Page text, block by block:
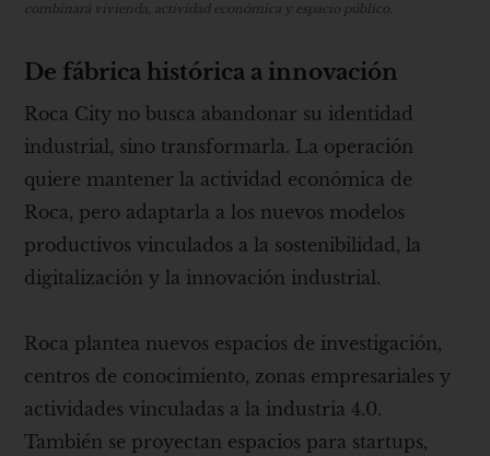
combinará vivienda, actividad económica y espacio público.
De fábrica histórica a innovación
Roca City no busca abandonar su identidad
industrial, sino transformarla. La operación
quiere mantener la actividad económica de
Roca, pero adaptarla a los nuevos modelos
productivos vinculados a la sostenibilidad, la
digitalización y la innovación industrial.
Roca plantea nuevos espacios de investigación,
centros de conocimiento, zonas empresariales y
actividades vinculadas a la industria 4.0.
También se proyectan espacios para startups,